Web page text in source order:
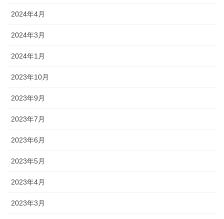
2024年4月
2024年3月
2024年1月
2023年10月
2023年9月
2023年7月
2023年6月
2023年5月
2023年4月
2023年3月